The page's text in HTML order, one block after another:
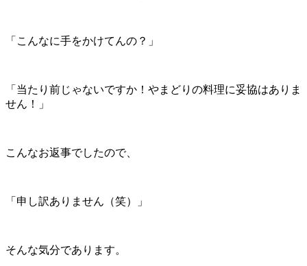
「こんなに手をかけてんの？」
「当たり前じゃないですか！やまどりの料理に妥協はありま
せん！」
こんなお返事でしたので、
「申し訳ありません（笑）」
そんな気分であります。